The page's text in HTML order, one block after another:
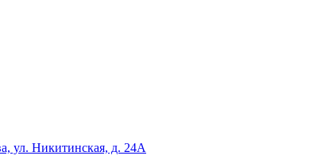
ул. Никитинская, д. 24А